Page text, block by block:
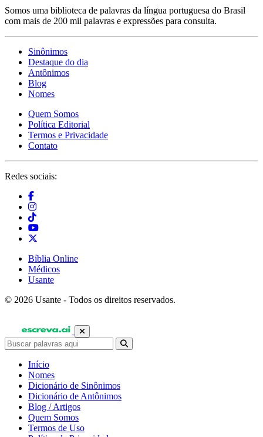
Somos uma biblioteca de palavras da língua portuguesa do Brasil
com mais de 200 mil palavras e expressões para consulta.
Sinônimos
Destaque do dia
Antônimos
Blog
Nomes
Quem Somos
Política Editorial
Termos e Privacidade
Contato
Redes sociais:
Bíblia Online
Médicos
Usante
© 2026 Usante - Todos os direitos reservados.
Início
Nomes
Dicionário de Sinônimos
Dicionário de Antônimos
Blog / Artigos
Quem Somos
Termos de Uso